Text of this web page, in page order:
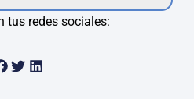
tus redes sociales: